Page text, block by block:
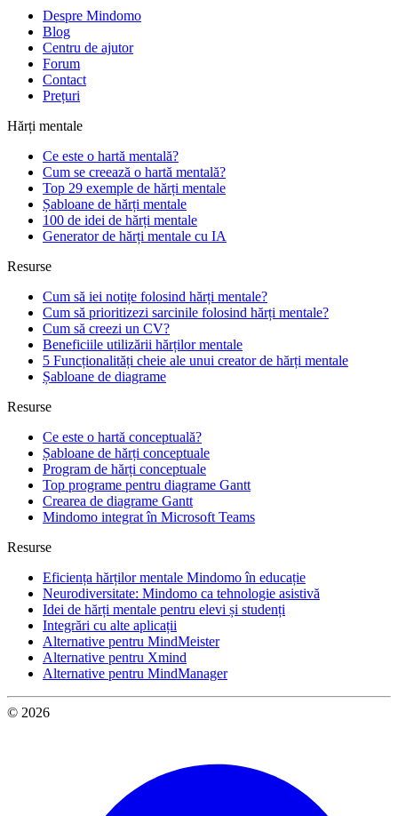
Despre Mindomo
Blog
Centru de ajutor
Forum
Contact
Prețuri
Hărți mentale
Ce este o hartă mentală?
Cum se creează o hartă mentală?
Top 29 exemple de hărți mentale
Șabloane de hărți mentale
100 de idei de hărți mentale
Generator de hărți mentale cu IA
Resurse
Cum să iei notițe folosind hărți mentale?
Cum să prioritizezi sarcinile folosind hărți mentale?
Cum să creezi un CV?
Beneficiile utilizării hărților mentale
5 Funcționalități cheie ale unui creator de hărți mentale
Șabloane de diagrame
Resurse
Ce este o hartă conceptuală?
Șabloane de hărți conceptuale
Program de hărți conceptuale
Top programe pentru diagrame Gantt
Crearea de diagrame Gantt
Mindomo integrat în Microsoft Teams
Resurse
Eficiența hărților mentale Mindomo în educație
Neurodiversitate: Mindomo ca tehnologie asistivă
Idei de hărți mentale pentru elevi și studenți
Integrări cu alte aplicații
Alternative pentru MindMeister
Alternative pentru Xmind
Alternative pentru MindManager
© 2026